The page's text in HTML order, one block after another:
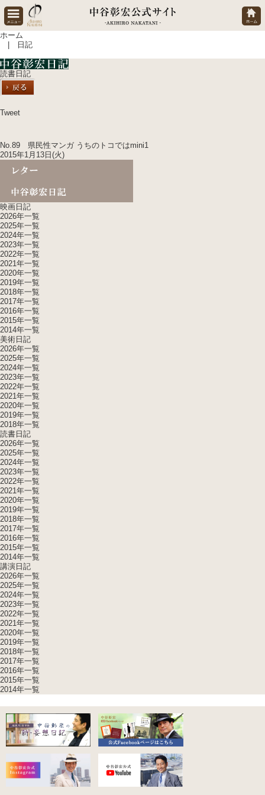
ホーム
| 日記
読書日記
Tweet
No.89 県民性マンガ うちのトコではmini1
2015年1月13日(火)
映画日記
2026年一覧
2025年一覧
2024年一覧
2023年一覧
2022年一覧
2021年一覧
2020年一覧
2019年一覧
2018年一覧
2017年一覧
2016年一覧
2015年一覧
2014年一覧
美術日記
2026年一覧
2025年一覧
2024年一覧
2023年一覧
2022年一覧
2021年一覧
2020年一覧
2019年一覧
2018年一覧
読書日記
2026年一覧
2025年一覧
2024年一覧
2023年一覧
2022年一覧
2021年一覧
2020年一覧
2019年一覧
2018年一覧
2017年一覧
2016年一覧
2015年一覧
2014年一覧
講演日記
2026年一覧
2025年一覧
2024年一覧
2023年一覧
2022年一覧
2021年一覧
2020年一覧
2019年一覧
2018年一覧
2017年一覧
2016年一覧
2015年一覧
2014年一覧